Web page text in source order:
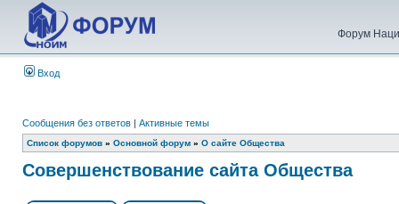
Форум
Вход
Сообщения без ответов | Активные темы
Список форумов » Основной форум » О сайте Общества
Совершенствование сайта Общества